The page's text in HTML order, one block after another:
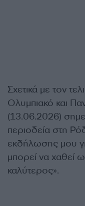
Σχετικά με τον
Ολυμπιακό και
(13.06.2026)
περιοδεία στη
εκδήλωσης μου
μπορεί να χαθεί
καλύτερος».